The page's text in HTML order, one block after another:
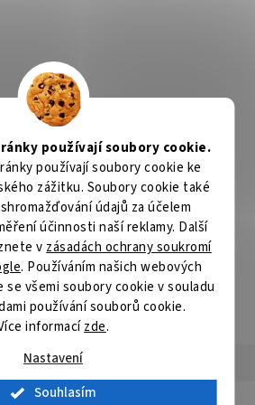
používají soubory cookie.
používají soubory cookie ke
zážitku. Soubory cookie také
údajů za účelem
účinnosti naší reklamy. Další
v zásadách ochrany soukromí
. Používáním našich webových
všemi soubory cookie v souladu
používání souborů cookie.
informacízde.
Nastavení
Souhlasím